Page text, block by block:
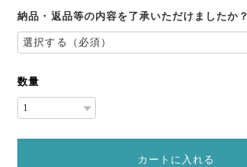
納品・返品等の内容を了承いただけましたか？
数量
カートに入れる